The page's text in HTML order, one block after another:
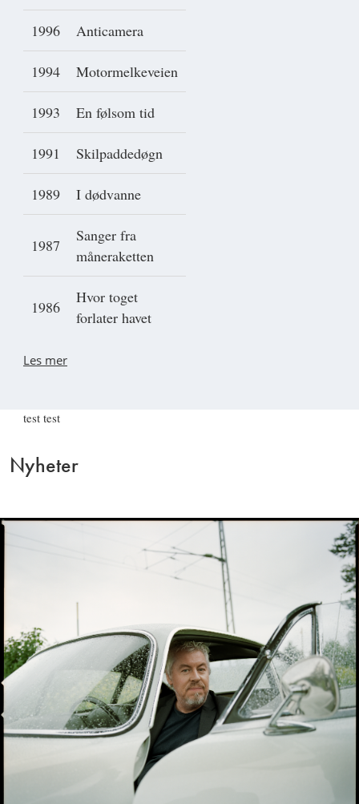
1996 Anticamera
1994 Motormelkeveien
1993 En følsom tid
1991 Skilpaddedøgn
1989 I dødvanne
1987
Sanger fra
måneraketten
1986
Hvor toget
forlater havet
Les mer
test test
Nyheter